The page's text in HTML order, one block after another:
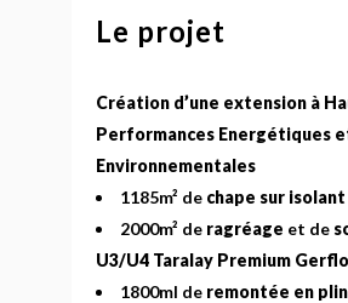
Le projet
Création d’une extension à
Performances Energétiques
Environnementales
1185m² de chape sur isolant
2000m² de ragréage et de
U3/U4 Taralay Premium
1800ml de remontée en